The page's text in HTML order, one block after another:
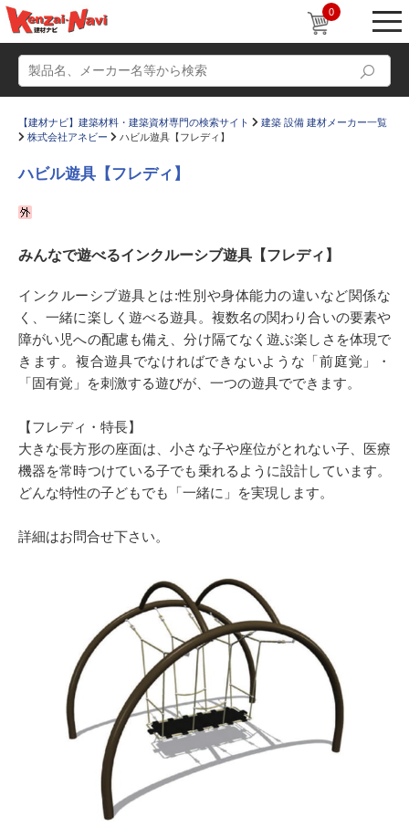
0
かたなび コラム
すまいリング 設計士インタビュー
Q＆A 販売・施工代理店募集
お気に入り
【建材ナビ】建築材料・建築資材専門の検索サイト
建築 設備 建材メーカー一覧
株式会社アネビー
ハビル遊具【フレディ】
ハビル遊具【フレディ】
みんなで遊べるインクルーシブ遊具【フレディ】
インクルーシブ遊具とは:性別や身体能力の違いなど関係な
く、一緒に楽しく遊べる遊具。複数名の関わり合いの要素や
障がい児への配慮も備え、分け隔てなく遊ぶ楽しさを体現で
きます。複合遊具でなければできないような「前庭覚」・
「固有覚」を刺激する遊びが、一つの遊具でできます。
【フレディ・特長】
大きな長方形の座面は、小さな子や座位がとれない子、医療
機器を常時つけている子でも乗れるように設計しています。
どんな特性の子どもでも「一緒に」を実現します。
詳細はお問合せ下さい。